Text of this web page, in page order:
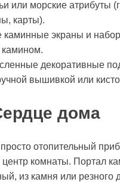
или морские атрибуты
карты).
каминные экраны и
камином.
декоративные
вышивкой или
дома
отопительный
комнаты. Портал
из камня или резного